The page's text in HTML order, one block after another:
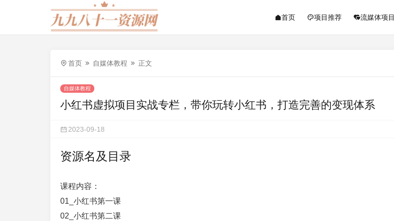
首页 项目推荐 流媒体项目
首页 自媒体教程 正文
自媒体教程
小红书虚拟项目实战专栏，带你玩转小红书，打造完善的变现体系
2023-09-18
资源名及目录
课程内容：
01_小红书第一课
02_小红书第二课